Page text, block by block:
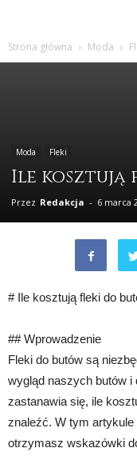
Strona główna Moda
Moda Fleki
Ile kosztują
Przez Redakcja - 6 marca
# Ile kosztują fleki do
## Wprowadzenie
Fleki do butów są
wygląd naszych butów i
zastanawia się, ile
znaleźć. W tym
otrzymasz wskazówki